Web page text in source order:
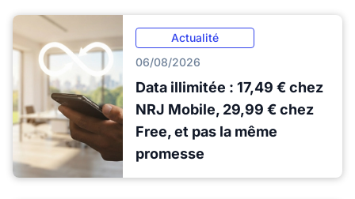
Actualité
06/08/2026
Data illimitée : 17,49 € chez
NRJ Mobile, 29,99 € chez
Free, et pas la même
promesse